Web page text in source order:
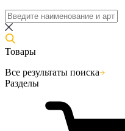
Товары
Все результаты поиска
Разделы